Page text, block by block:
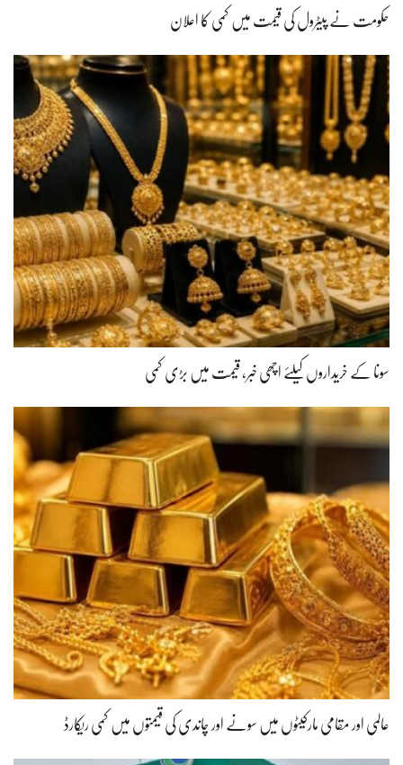
حکومت نے پیٹرول کی قیمت میں کمی کا اعلان
سونا کے خریداروں کیلئے اچھی خبر، قیمت میں بڑی کمی
عالمی اور مقامی مارکیٹوں میں سونے اور چاندی کی قیمتوں میں کمی ریکارڈ